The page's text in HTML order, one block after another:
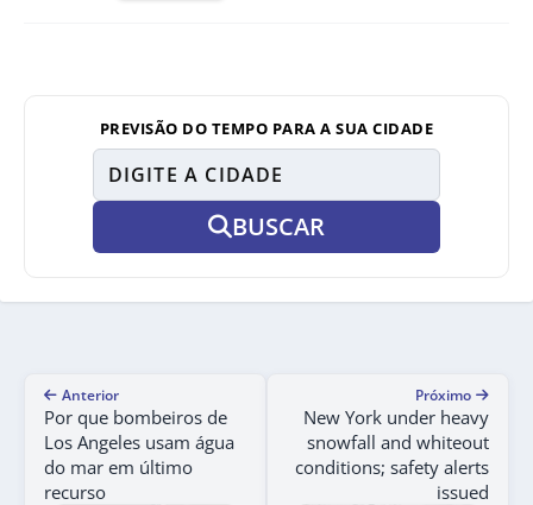
PREVISÃO DO TEMPO PARA A SUA CIDADE
BUSCAR
Anterior
Por que bombeiros de
Los Angeles usam água
do mar em último
recurso
Próximo
New York under heavy
snowfall and whiteout
conditions; safety alerts
issued